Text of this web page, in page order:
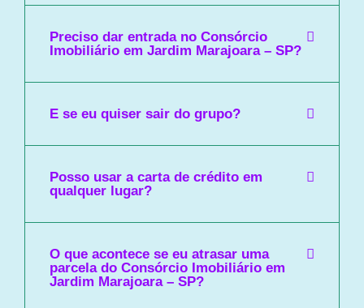
Preciso dar entrada no Consórcio
Imobiliário em Jardim Marajoara – SP?
E se eu quiser sair do grupo?
Posso usar a carta de crédito em
qualquer lugar?
O que acontece se eu atrasar uma
parcela do Consórcio Imobiliário em
Jardim Marajoara – SP?